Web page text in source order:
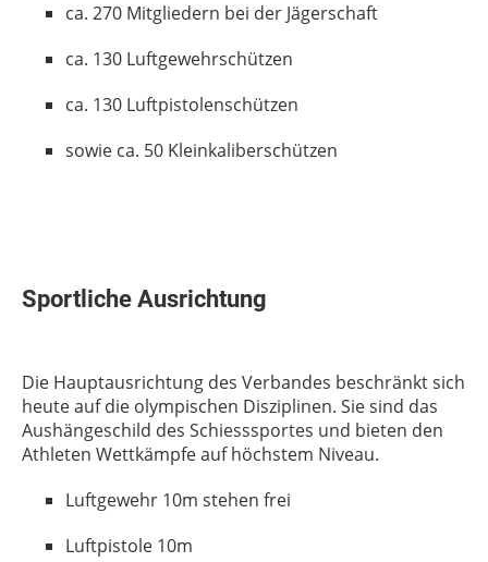
ca. 270 Mitgliedern bei der Jägerschaft
ca. 130 Luftgewehrschützen
ca. 130 Luftpistolenschützen
sowie ca. 50 Kleinkaliberschützen
Sportliche Ausrichtung
Die Hauptausrichtung des Verbandes beschränkt sich
heute auf die olympischen Disziplinen. Sie sind das
Aushängeschild des Schiesssportes und bieten den
Athleten Wettkämpfe auf höchstem Niveau.
Luftgewehr 10m stehen frei
Luftpistole 10m